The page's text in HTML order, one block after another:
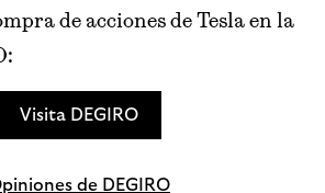
de acciones de Tesla en la
Visita DEGIRO
de DEGIRO